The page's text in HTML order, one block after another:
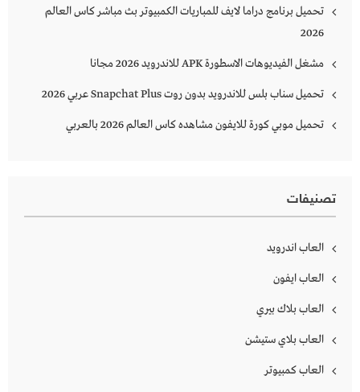
تحميل برنامج دراما لايف للمباريات الكمبيوتر بث مباشر كاس العالم
2026
مشغل الفيديوهات الاسطورة APK للاندرويد 2026 مجانا
تحميل سناب بلس للاندرويد بدون روت Snapchat Plus‏ عربي 2026
تحميل موبي كورة للايفون مشاهده كاس العالم 2026 بالعربي
تصنيفات
العاب اندرويد
العاب ايفون
العاب بلاك بيري
العاب بلاي ستيشن
العاب كمبيوتر